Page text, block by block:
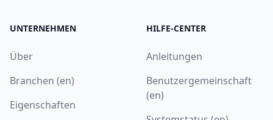
UNTERNEHMEN
Über
Branchen (en)
Eigenschaften
HILFE-CENTER
Anleitungen
Benutzergemeinschaft
(en)